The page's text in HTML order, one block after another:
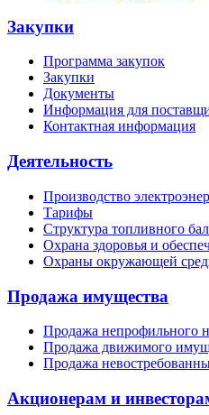
Закупки
Программа закупок
Закупки
Документы
Информация для
Контактная информация
Деятельность
Производство
Тарифы
Структура топливного
Охрана здоровья и
Охраны окружающей
Продажа имущества
Продажа непрофильного
Продажа движимого
Продажа
Акционерам и